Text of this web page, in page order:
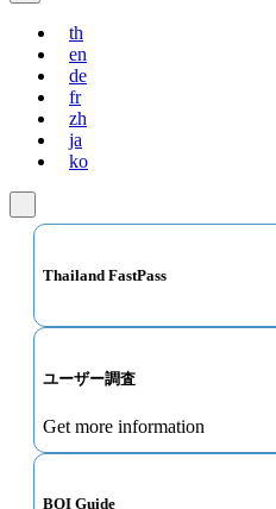
th
en
de
fr
zh
ja
ko
Thailand FastPass
ユーザー調査
Get more information
BOI Guide